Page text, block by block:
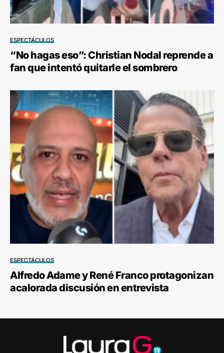
ESPECTÁCULOS
“No hagas eso”: Christian Nodal reprende a
fan que intentó quitarle el sombrero
ESPECTÁCULOS
Alfredo Adame y René Franco protagonizan
acalorada discusión en entrevista